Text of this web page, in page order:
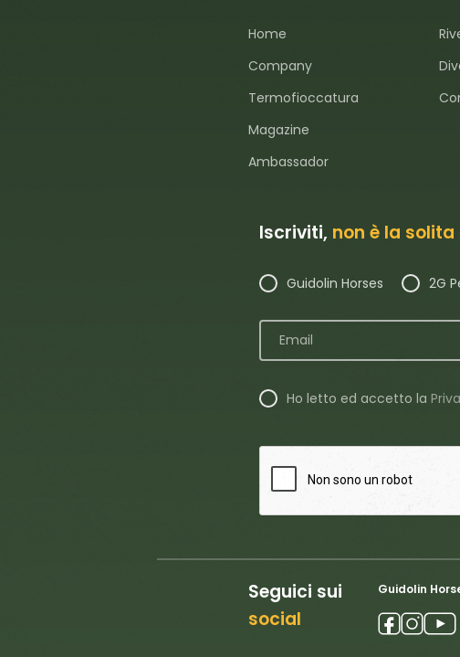
Home
Company
Termofioccatura
Magazine
Ambassador
Iscriviti, non è la solita
Guidolin Horses 2G
Ho letto ed accetto la
Seguici sui
social
Guidolin